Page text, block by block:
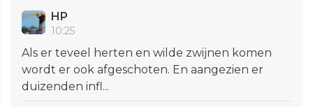
HP
10:25
Als er teveel herten en wilde zwijnen komen
wordt er ook afgeschoten. En aangezien er
duizenden infl...